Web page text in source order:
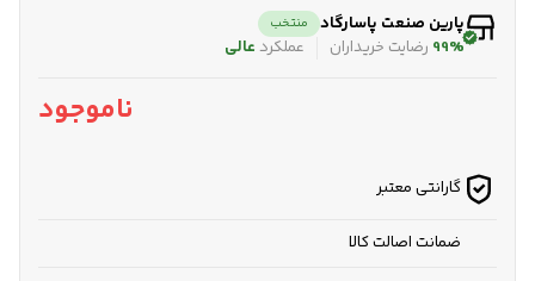
پارین صنعت پاسارگاد منتخب
99% رضایت خریداران عملکرد عالی
ناموجود
گارانتی معتبر
ضمانت اصالت کالا